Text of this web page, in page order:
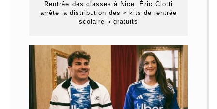
Rentrée des classes à Nice: Éric Ciotti
arrête la distribution des « kits de rentrée
scolaire » gratuits